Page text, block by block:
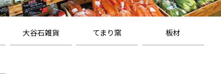
大谷石雑貨 てまり窯 板材